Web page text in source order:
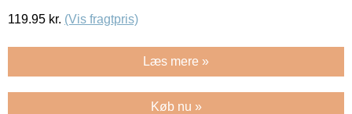
119.95 kr. (Vis fragtpris)
Læs mere »
Køb nu »